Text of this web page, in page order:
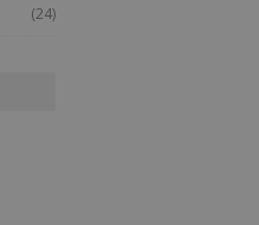
(24)